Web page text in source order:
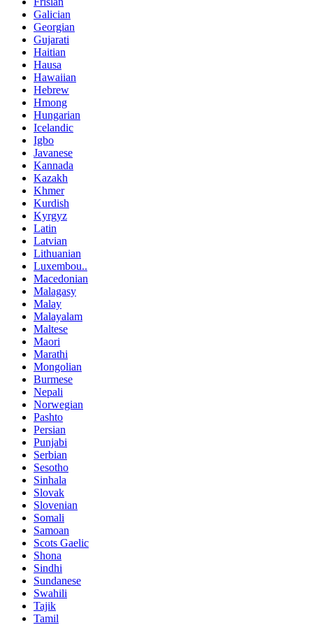
Galician
Georgian
Gujarati
Haitian
Hausa
Hawaiian
Hebrew
Hmong
Hungarian
Icelandic
Igbo
Javanese
Kannada
Kazakh
Khmer
Kurdish
Kyrgyz
Latin
Latvian
Lithuanian
Luxembou..
Macedonian
Malagasy
Malay
Malayalam
Maltese
Maori
Marathi
Mongolian
Burmese
Nepali
Norwegian
Pashto
Persian
Punjabi
Serbian
Sesotho
Sinhala
Slovak
Slovenian
Somali
Samoan
Scots Gaelic
Shona
Sindhi
Sundanese
Swahili
Tajik
Tamil